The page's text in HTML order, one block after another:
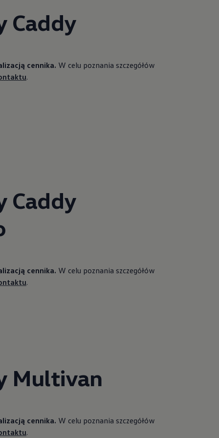
Caddy
cennika. W celu poznania szczegółów
.
Caddy
cennika. W celu poznania szczegółów
.
Multivan
cennika. W celu poznania szczegółów
.